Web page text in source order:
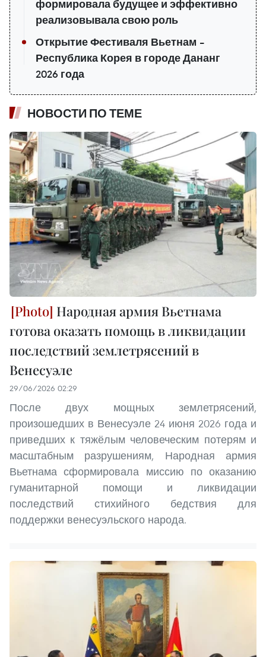
формировала будущее и эффективно
реализовывала свою роль
Открытие Фестиваля Вьетнам –
Республика Корея в городе Дананг
2026 года
НОВОСТИ ПО ТЕМЕ
Народная армия Вьетнама
готова оказать помощь в ликвидации
последствий землетрясений в
Венесуэле
29/06/2026 02:29
После двух мощных землетрясений,
произошедших в Венесуэле 24 июня 2026 года и
приведших к тяжёлым человеческим потерям и
масштабным разрушениям, Народная армия
Вьетнама сформировала миссию по оказанию
гуманитарной помощи и ликвидации
последствий стихийного бедствия для
поддержки венесуэльского народа.